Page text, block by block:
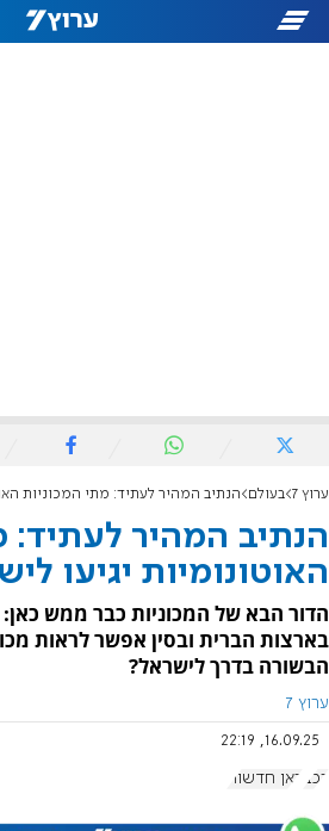
ערוץ 7 בעולם הנתיב המהיר לעתיד: מתי המכוניות
הנתיב המהיר לעתיד:
האוטונומיות יגיעו
הדור הבא של המכוניות כבר ממש כאן:
בארצות הברית ובסין אפשר לראות
הבשורה בדרך לישראל?
ערוץ 7
16.09.25, 22:19
רכב כאן חדשות